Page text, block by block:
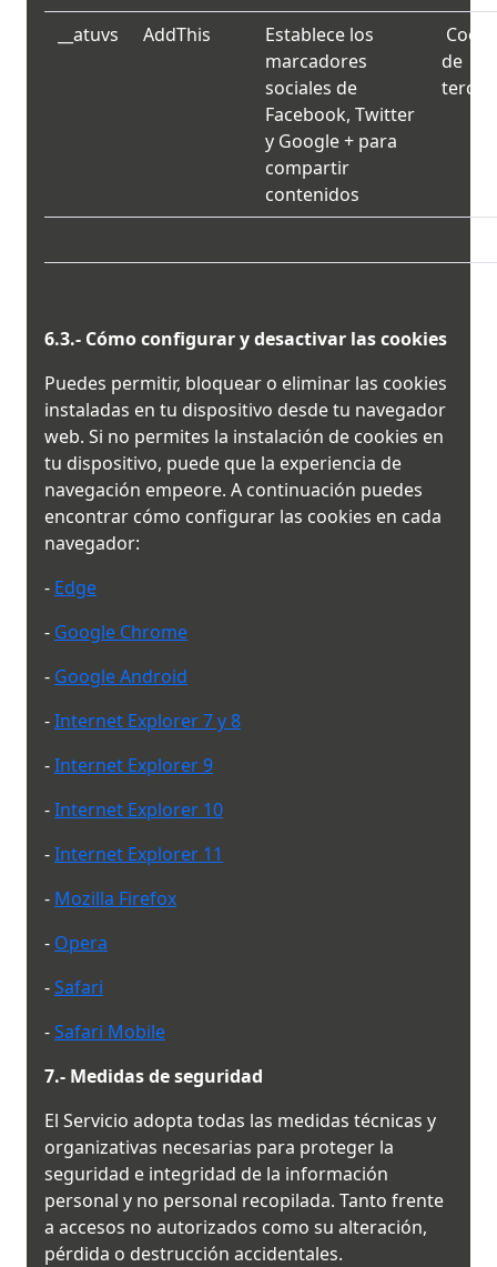
__atuvs
AddThis
Establece los
marcadores
sociales de
Facebook, Twitter
y Google + para
compartir
contenidos
de
6.3.- Cómo configurar y desactivar las cookies
Puedes permitir, bloquear o eliminar las cookies
instaladas en tu dispositivo desde tu navegador
web. Si no permites la instalación de cookies en
tu dispositivo, puede que la experiencia de
navegación empeore. A continuación puedes
encontrar cómo configurar las cookies en cada
navegador:
- Edge
- Google Chrome
- Google Android
-Internet Explorer 7 y 8
-Internet Explorer 9
-Internet Explorer 10
-Internet Explorer 11
- Mozilla Firefox
- Opera
-Safari
-Safari Mobile
7.- Medidas de seguridad
El Servicio adopta todas las medidas técnicas y
organizativas necesarias para proteger la
seguridad e integridad de la información
personal y no personal recopilada. Tanto frente
a accesos no autorizados como su alteración,
pérdida o destrucción accidentales.